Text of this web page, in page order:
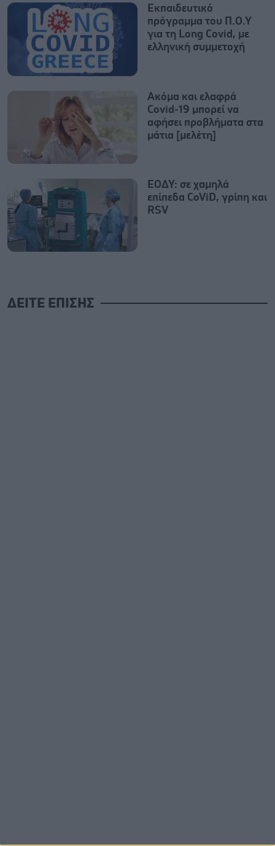
Εκπαιδευτικό
πρόγραμμα του Π.Ο.Υ
για τη Long Covid, με
ελληνική συμμετοχή
Ακόμα και ελαφρά
Covid-19 μπορεί να
αφήσει προβλήματα στα
μάτια [μελέτη]
ΕΟΔΥ: σε χαμηλά
επίπεδα CoViD, γρίπη και
RSV
ΔΕΙΤΕ ΕΠΙΣΗΣ